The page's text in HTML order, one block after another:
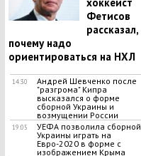
Фетисов
рассказал,
почему надо
ориентироваться на НХЛ
14:30
Андрей Шевченко после
"разгрома" Кипра
высказался о форме
сборной Украины и
возмущении России
19:05
УЕФА позволила сборной
Украины играть на
Евро-2020 в форме с
изображением Крыма